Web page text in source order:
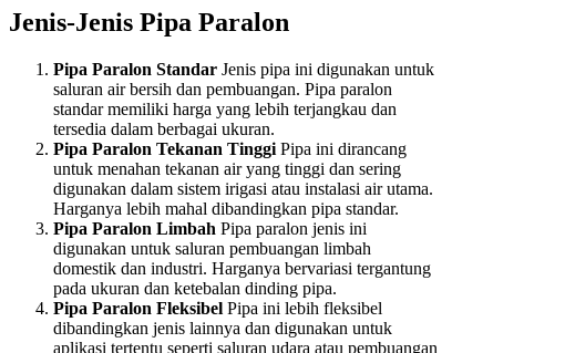
Jenis-Jenis Pipa Paralon
Pipa Paralon Standar Jenis pipa ini digunakan untuk
saluran air bersih dan pembuangan. Pipa paralon
standar memiliki harga yang lebih terjangkau dan
tersedia dalam berbagai ukuran.
Pipa Paralon Tekanan Tinggi Pipa ini dirancang
untuk menahan tekanan air yang tinggi dan sering
digunakan dalam sistem irigasi atau instalasi air utama.
Harganya lebih mahal dibandingkan pipa standar.
Pipa Paralon Limbah Pipa paralon jenis ini
digunakan untuk saluran pembuangan limbah
domestik dan industri. Harganya bervariasi tergantung
pada ukuran dan ketebalan dinding pipa.
Pipa Paralon Fleksibel Pipa ini lebih fleksibel
dibandingkan jenis lainnya dan digunakan untuk
aplikasi tertentu seperti saluran udara atau pembuangan